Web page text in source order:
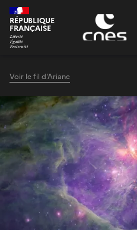
Panneau de gestion des cookies
RÉPUBLIQUE
FRANÇAISE
Voir le fil d'Ariane